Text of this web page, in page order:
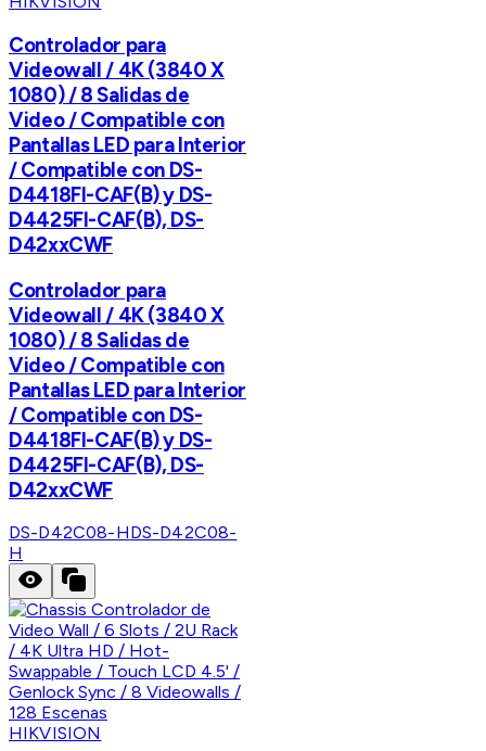
Controlador para
Videowall / 4K (3840 X
1080) / 8 Salidas de
Video / Compatible con
Pantallas LED para Interior
/ Compatible con DS-
D4418FI-CAF(B) y DS-
D4425FI-CAF(B), DS-
D42xxCWF
Controlador para
Videowall / 4K (3840 X
1080) / 8 Salidas de
Video / Compatible con
Pantallas LED para Interior
/ Compatible con DS-
D4418FI-CAF(B) y DS-
D4425FI-CAF(B), DS-
D42xxCWF
DS-D42C08-HDS-D42C08-
H
HIKVISION